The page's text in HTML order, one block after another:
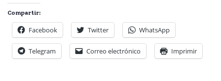
Compartir:
Facebook Twitter WhatsApp
Telegram Correo electrónico Imprimir